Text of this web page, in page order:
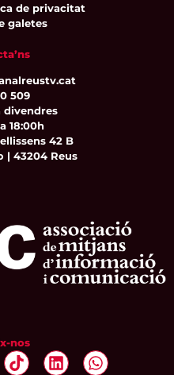
de privacitat
galetes
509
divendres
18:00h
42 B
| 43204 Reus
nos